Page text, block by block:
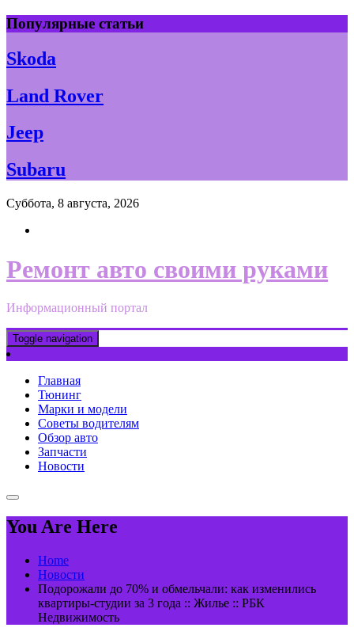
Skip
to
content
Популярные статьи
Skoda
Land Rover
Jeep
Subaru
Суббота, 8 августа, 2026
Ремонт авто своими руками
Информационный портал
Toggle navigation
Главная
Тюнинг
Марки и модели
Советы водителям
Обзор авто
Запчасти
Новости
You Are Here
Home
Новости
Подорожали до 70% и обмельчали: как изменились
квартиры-студии за 3 года :: Жилье :: РБК
Недвижимость